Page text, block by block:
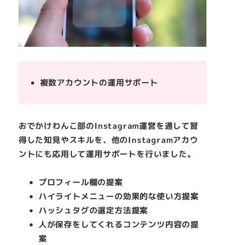
複数アカウントの運用サポート
おでかけわんこ部のInstagram運営を通して習
得した知見やスキルを、他のInstagramアカウ
ントにも応用して運用サポートを行いました。
プロフィール欄の提案
ハイライトメニューの効果的な使い方提案
ハッシュタグの選定方法提案
人が保存をしてくれるコンテンツ内容の提
案